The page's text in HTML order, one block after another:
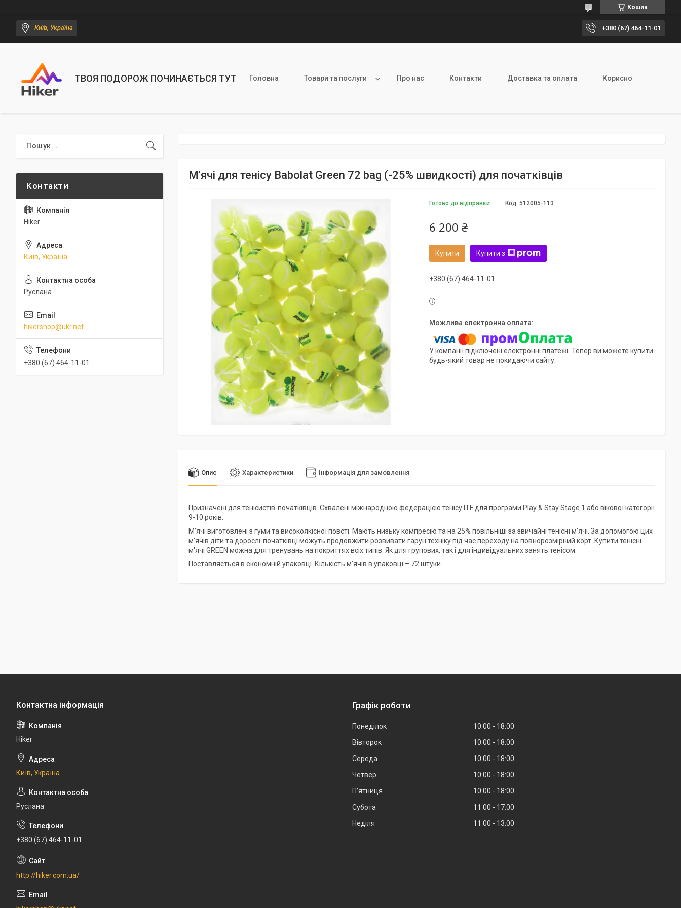
Кошик
Київ, Україна +380 (67) 464-11-01
ТВОЯ ПОДОРОЖ ПОЧИНАЄТЬСЯ ТУТ Головна Товари та послуги Про нас Контакти Доставка та оплата Корисно
М'ячі для тенісу Babolat Green 72 bag (-25% швидкості) для початківців
Готово до відправки Код: 512005-113
6 200 ₴
Купити Купити з
+380 (67) 464-11-01
У компанії підключені електронні платежі. Тепер ви можете купити
будь-який товар не покидаючи сайту.
Опис Характеристики Інформація для замовлення
Призначені для тенісистів-початківців. Схвалені міжнародною федерацією тенісу ITF для програми Play & Stay Stage 1 або вікової категорії
9-10 років.
М'ячі виготовлені з гуми та високоякісної повсті. Мають низьку компресію та на 25% повільніші за звичайні тенісні м'ячі. За допомогою цих
м'ячів діти та дорослі-початківці можуть продовжити розвивати гарун техніку під час переходу на повнорозмірний корт. Купити тенісні
м'ячі GREEN можна для тренувань на покриттях всіх типів. Як для групових, так і для індивідуальних занять тенісом.
Поставляється в економній упаковці. Кількість м'ячів в упаковці – 72 штуки.
Hiker
Київ, Україна
Руслана
hikershop@ukr.net
+380 (67) 464-11-01
Hiker
Київ, Україна
Руслана
+380 (67) 464-11-01
http://hiker.com.ua/
Графік роботи
Понеділок 10:00
18:00
Вівторок
10:00
18:00
Середа
10:00
18:00
Четвер
10:00
18:00
Пʼятниця
10:00
18:00
Субота
11:00
17:00
Неділя
11:00 13:00